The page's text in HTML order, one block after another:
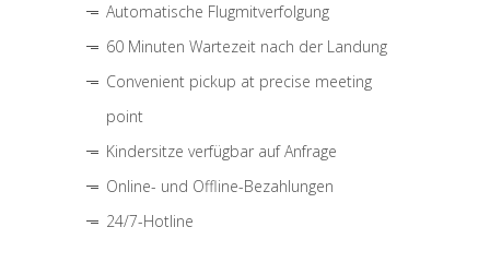
Automatische Flugmitverfolgung
60 Minuten Wartezeit nach der Landung
Convenient pickup at precise meeting
point
Kindersitze verfügbar auf Anfrage
Online- und Offline-Bezahlungen
24/7-Hotline